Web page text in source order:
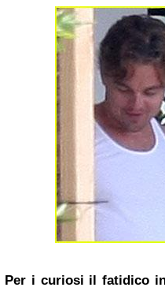
Per i curiosi il fatidico